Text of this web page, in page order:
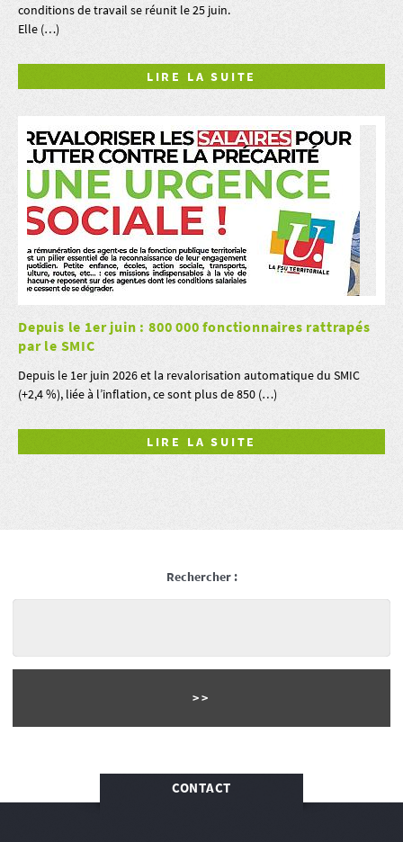
conditions de travail se réunit le 25 juin.
Elle (…)
LIRE LA SUITE
Depuis le 1er juin : 800 000 fonctionnaires rattrapés
par le SMIC
Depuis le 1er juin 2026 et la revalorisation automatique du SMIC
(+2,4 %), liée à l’inflation, ce sont plus de 850 (…)
LIRE LA SUITE
Rechercher :
CONTACT